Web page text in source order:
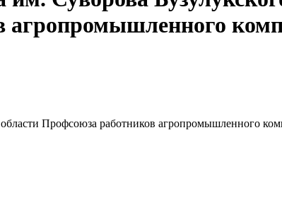
агропромышленного
Профсоюза работников агропромышленного